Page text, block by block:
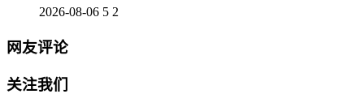
2026-08-06 5 2
网友评论
关注我们